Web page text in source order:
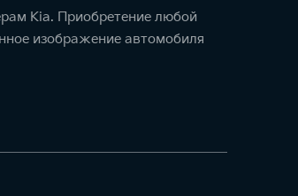
Kia. Приобретение любой
изображение автомобиля